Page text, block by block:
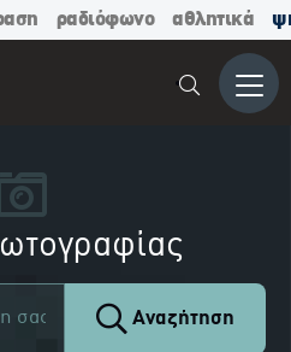
ραδιόφωνο αθλητικά
Μενού
Αναζήτηση